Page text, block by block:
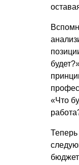
«Что
Теперь